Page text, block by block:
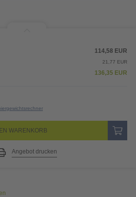
114,58 EUR
21,77 EUR
136,35 EUR
WARENKORB
Angebot drucken